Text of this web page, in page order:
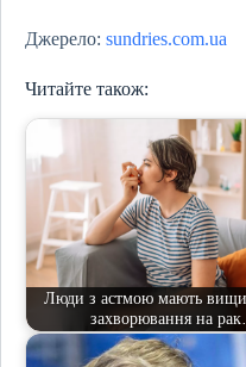
Джерело: sundries.com.ua
Читайте також:
Люди з астмою мають
захворювання на